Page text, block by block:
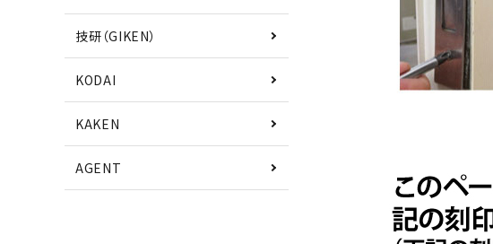
技研（GIKEN）
KODAI
KAKEN
AGENT